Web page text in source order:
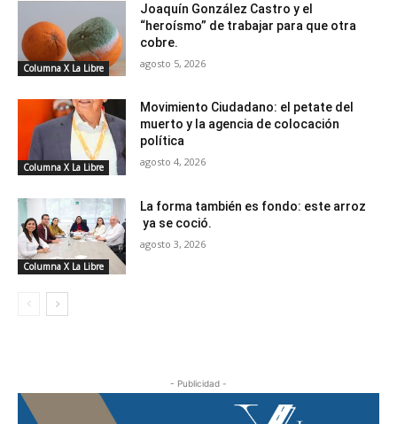
Columna X La Libre
Joaquín González Castro y el
“heroísmo” de trabajar para que otra
cobre.
agosto 5, 2026
Columna X La Libre
Movimiento Ciudadano: el petate del
muerto y la agencia de colocación
política
agosto 4, 2026
Columna X La Libre
La forma también es fondo: este arroz
ya se coció.
agosto 3, 2026
- Publicidad -